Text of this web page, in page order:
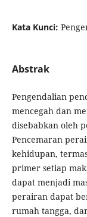
Kata Kunci:
Abstrak
Pengendalian
mencegah dan
disebabkan oleh
Pencemaran
kehidupan,
primer setiap
dapat menjadi
perairan dapat
rumah tangga,